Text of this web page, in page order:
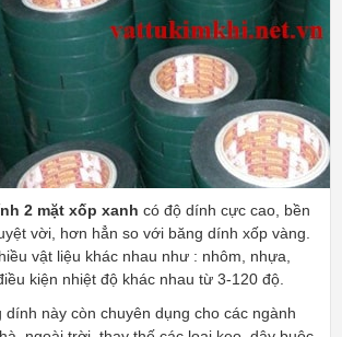
2 mặt xốp xanh có độ dính cực cao, bền
vời, hơn hẳn so với băng dính xốp vàng.
vật liệu khác nhau như : nhôm, nhựa,
kiện nhiệt độ khác nhau từ 3-120 độ.
dính này còn chuyên dụng cho các ngành